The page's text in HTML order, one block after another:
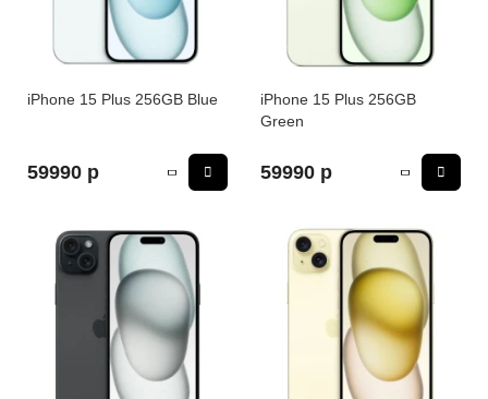
iPad Pro 13 M4 (2024)
HomePod
Galaxy Z Flip 7
iPhone 15 Plus 256GB Blue
59990 р
iPhone 15 Plus 256GB
Green
59990 р